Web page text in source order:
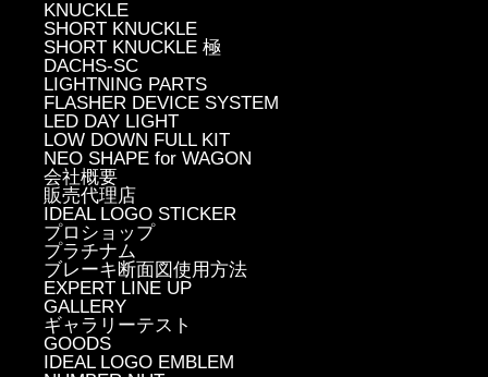
KNUCKLE
SHORT KNUCKLE
SHORT KNUCKLE 極
DACHS-SC
LIGHTNING PARTS
FLASHER DEVICE SYSTEM
LED DAY LIGHT
LOW DOWN FULL KIT
NEO SHAPE for WAGON
会社概要
販売代理店
IDEAL LOGO STICKER
プロショップ
プラチナム
ブレーキ断面図使用方法
EXPERT LINE UP
GALLERY
ギャラリーテスト
GOODS
IDEAL LOGO EMBLEM